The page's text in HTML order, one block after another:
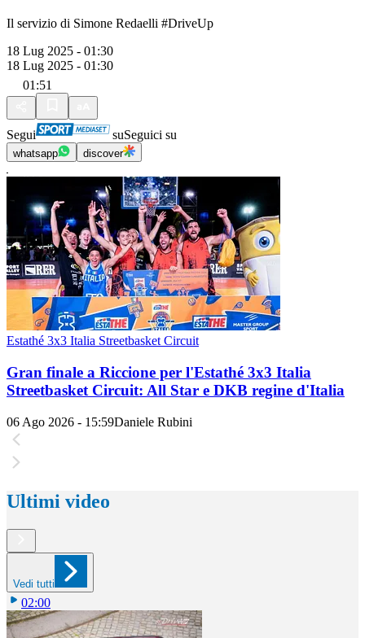
Il servizio di Simone Redaelli #DriveUp
18 Lug 2025 - 01:30
18 Lug 2025 - 01:30
01:51
Segui suSeguici su
whatsapp discover
Estathé 3x3 Italia Streetbasket Circuit
Gran finale a Riccione per l'Estathé 3x3 Italia
Streetbasket Circuit: All Star e DKB regine d'Italia
06 Ago 2026 - 15:59Daniele Rubini
Ultimi video
Vedi tutti
02:00